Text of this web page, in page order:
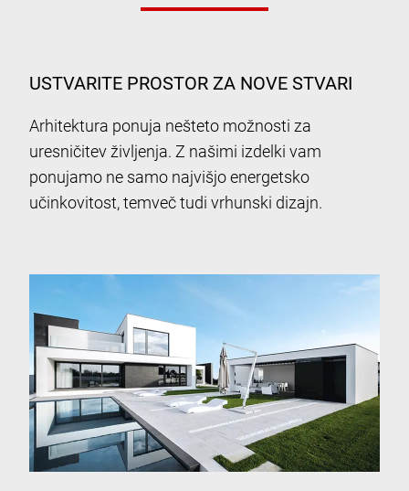
USTVARITE PROSTOR ZA NOVE STVARI
Arhitektura ponuja nešteto možnosti za
uresničitev življenja. Z našimi izdelki vam
ponujamo ne samo najvišjo energetsko
učinkovitost, temveč tudi vrhunski dizajn.